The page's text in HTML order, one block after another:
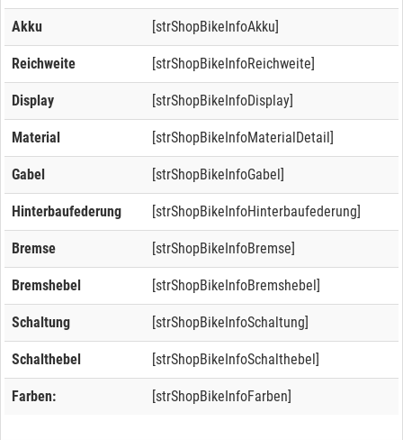
Akku [strShopBikeInfoAkku]
Reichweite [strShopBikeInfoReichweite]
Display [strShopBikeInfoDisplay]
Material [strShopBikeInfoMaterialDetail]
Gabel [strShopBikeInfoGabel]
Hinterbaufederung [strShopBikeInfoHinterbaufederung]
Bremse [strShopBikeInfoBremse]
Bremshebel [strShopBikeInfoBremshebel]
Schaltung [strShopBikeInfoSchaltung]
Schalthebel [strShopBikeInfoSchalthebel]
Farben: [strShopBikeInfoFarben]